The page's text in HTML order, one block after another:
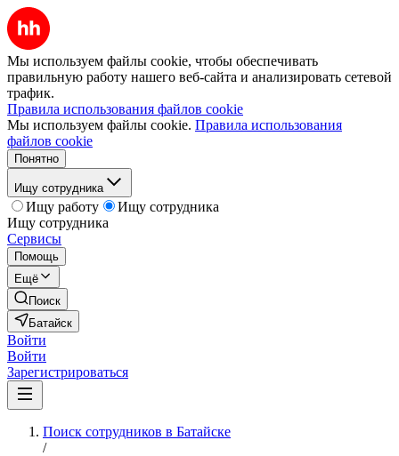
Мы используем файлы cookie, чтобы обеспечивать
правильную работу нашего веб-сайта и анализировать сетевой
трафик.
Правила использования файлов cookie
Мы используем файлы cookie. Правила использования
файлов cookie
Понятно
Ищу сотрудника
Ищу работу
Ищу сотрудника
Ищу сотрудника
Сервисы
Помощь
Ещё
Поиск
Батайск
Войти
Войти
Зарегистрироваться
Поиск сотрудников в Батайске
/